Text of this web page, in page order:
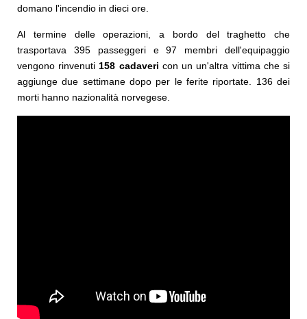
domano l'incendio in dieci ore.
Al termine delle operazioni, a bordo del traghetto che
trasportava 395 passeggeri e 97 membri dell'equipaggio
vengono rinvenuti 158 cadaveri con un un'altra vittima che si
aggiunge due settimane dopo per le ferite riportate. 136 dei
morti hanno nazionalità norvegese.